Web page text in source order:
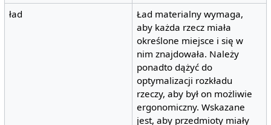
ład
Ład materialny wymaga,
aby każda rzecz miała
określone miejsce i się w
nim znajdowała. Należy
ponadto dążyć do
optymalizacji rozkładu
rzeczy, aby był on możliwie
ergonomiczny. Wskazane
jest, aby przedmioty miały